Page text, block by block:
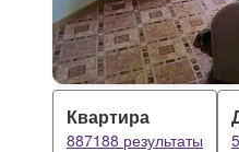
Квартира
887188 результаты